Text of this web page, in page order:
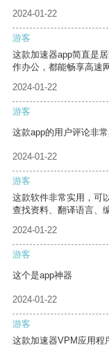
2024-01-22
游客
这款加速器app简直是
作办公，都能畅享高速
2024-01-22
游客
这款app的用户评论非
2024-01-22
游客
这款软件非常实用，可
查找资料、翻译语言、
2024-01-22
游客
这个是app神器
2024-01-22
游客
这款加速器VPM应用程